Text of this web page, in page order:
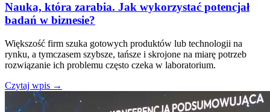
Nauka, która zarabia. Jak wykorzystać potencjał
badań w biznesie?
Większość firm szuka gotowych produktów lub technologii na
rynku, a tymczasem szybsze, tańsze i skrojone na miarę potrzeb
rozwiązanie ich problemu często czeka w laboratorium.
Czytaj wpis →